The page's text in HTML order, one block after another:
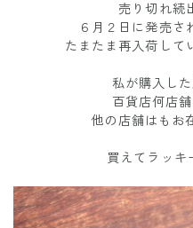
売り切れ続
６月２日に発売さ
たまたま再入荷して
私が購入し
百貨店何店
他の店舗はもお
買えてラッキ